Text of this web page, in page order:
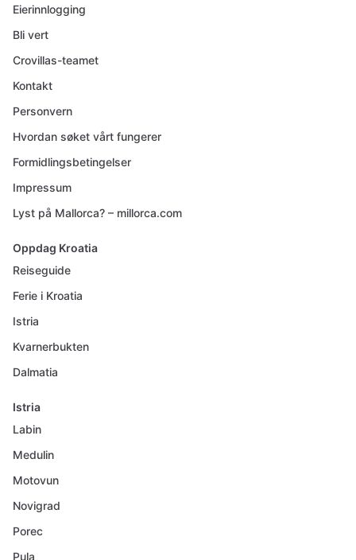
Eierinnlogging
Bli vert
Crovillas-teamet
Kontakt
Personvern
Hvordan søket vårt fungerer
Formidlingsbetingelser
Impressum
Lyst på Mallorca? – millorca.com
Oppdag Kroatia
Reiseguide
Ferie i Kroatia
Istria
Kvarnerbukten
Dalmatia
Istria
Labin
Medulin
Motovun
Novigrad
Porec
Pula